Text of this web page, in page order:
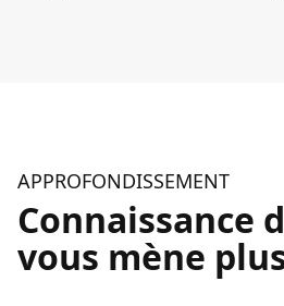
APPROFONDISSEMENT
Connaissance
vous mène